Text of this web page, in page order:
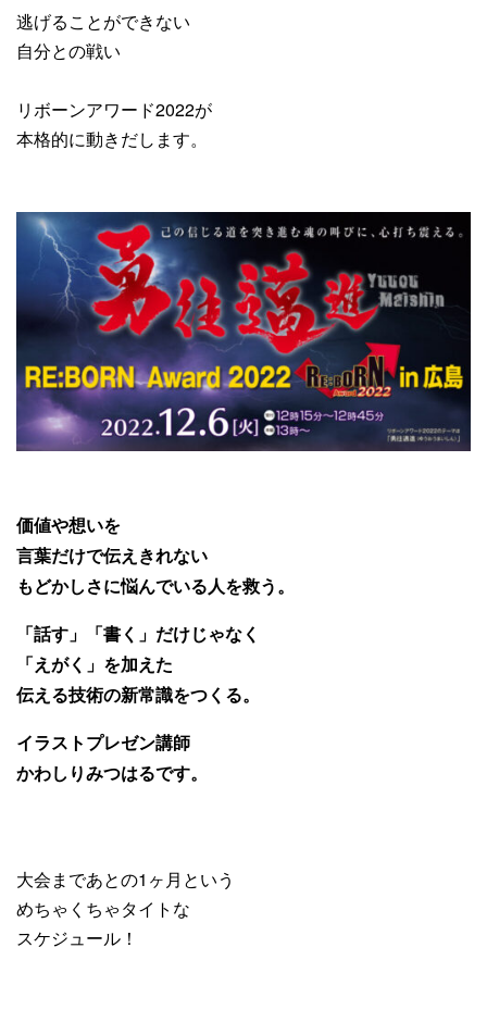
逃げることができない
自分との戦い
リボーンアワード2022が
本格的に動きだします。
価値や想いを
言葉だけで伝えきれない
もどかしさに悩んでいる人を救う。
「話す」「書く」だけじゃなく
「えがく」を加えた
伝える技術の新常識をつくる。
イラストプレゼン講師
かわしりみつはるです。
大会まであとの1ヶ月という
めちゃくちゃタイトな
スケジュール！